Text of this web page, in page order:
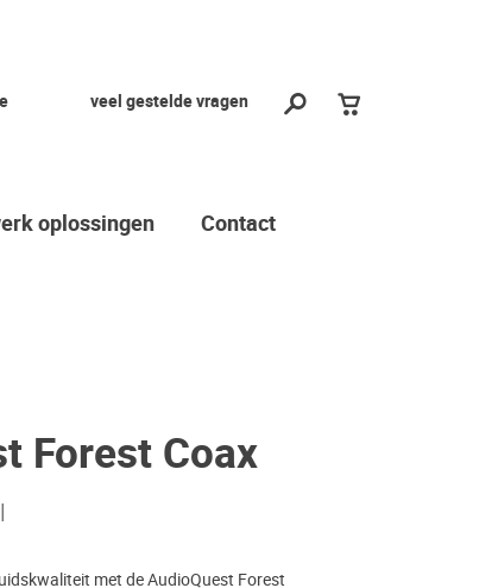
veel gestelde vragen
oplossingen Contact
Forest Coax
met de AudioQuest Forest